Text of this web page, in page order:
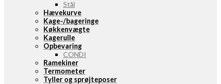
Stål
Hævekurve
Kage-/bageringe
Køkkenvægte
Kagerulle
Opbevaring
CONDI
Ramekiner
Termometer
Tyller og sprøjteposer